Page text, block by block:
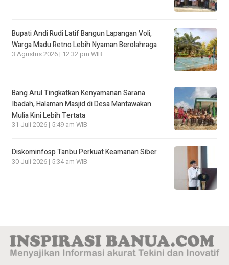
Bupati Andi Rudi Latif Bangun Lapangan Voli,
Warga Madu Retno Lebih Nyaman Berolahraga
3 Agustus 2026 | 12:32 pm WIB
Bang Arul Tingkatkan Kenyamanan Sarana
Ibadah, Halaman Masjid di Desa Mantawakan
Mulia Kini Lebih Tertata
31 Juli 2026 | 5:49 am WIB
Diskominfosp Tanbu Perkuat Keamanan Siber
30 Juli 2026 | 5:34 am WIB